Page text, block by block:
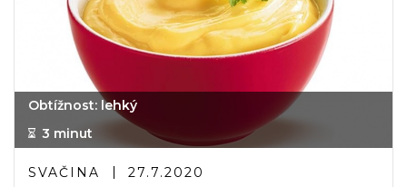
Obtížnost: lehký
3 minut
SVAČINA 27.7.2020